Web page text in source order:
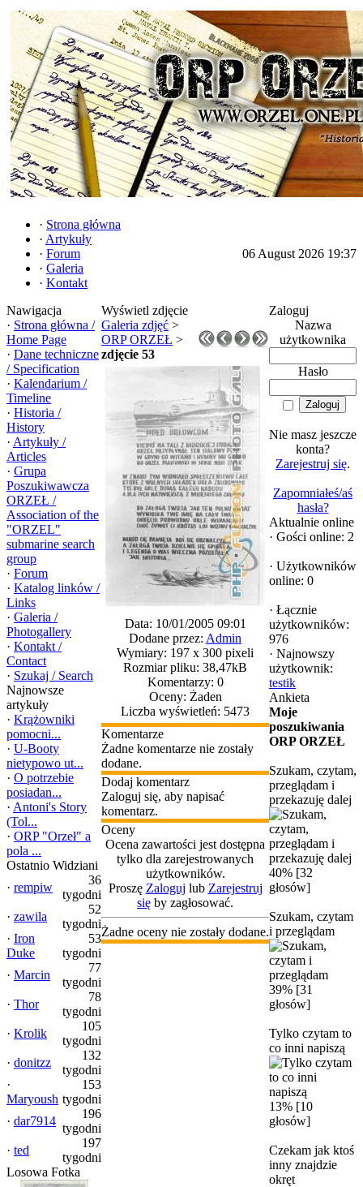
· Strona główna
· Artykuły
· Forum
· Galeria
· Kontakt
06 August 2026 19:37
Nawigacja
· Strona główna /
Home Page
· Dane techniczne
/ Specification
· Kalendarium /
Timeline
· Historia /
History
· Artykuły /
Articles
· Grupa
Poszukiwawcza
ORZEŁ /
Association of the
"ORZEL"
submarine search
group
· Forum
· Katalog linków /
Links
· Galeria /
Photogallery
· Kontakt /
Contact
· Szukaj / Search
Najnowsze
artykuły
· Krążowniki
pomocni...
· U-Booty
nietypowo ut...
· O potrzebie
posiadan...
· Antoni's Story
(Tol...
· ORP "Orzeł" a
pola ...
Ostatnio Widziani
· rempiw
36
tygodni
· zawila
52
tygodni
· Iron
Duke
53
tygodni
· Marcin
77
tygodni
· Thor
78
tygodni
· Krolik
105
tygodni
· donitzz
132
tygodni
·
Maryoush
153
tygodni
· dar7914
196
tygodni
· ted
197
tygodni
Losowa Fotka
Wyświetl zdjęcie
Galeria zdjęć >
ORP ORZEŁ >
zdjęcie 53
Data: 10/01/2005 09:01
Dodane przez: Admin
Wymiary: 197 x 300 pixeli
Rozmiar pliku: 38,47kB
Komentarzy: 0
Oceny: Żaden
Liczba wyświetleń: 5473
Komentarze
Żadne komentarze nie zostały
dodane.
Dodaj komentarz
Zaloguj się, aby napisać
komentarz.
Oceny
Ocena zawartości jest dostępna
tylko dla zarejestrowanych
użytkowników.
Proszę Zaloguj lub Zarejestruj
się by zagłosować.
Żadne oceny nie zostały dodane.
Zaloguj
Nazwa
użytkownika
Hasło
Nie masz jeszcze
konta?
Zarejestruj się.
Zapomniałeś/aś
hasła?
Aktualnie online
· Gości online: 2
· Użytkowników
online: 0
· Łącznie
użytkowników:
976
· Najnowszy
użytkownik:
testik
Ankieta
Moje
poszukiwania
ORP ORZEŁ
Szukam, czytam,
przeglądam i
przekazuję dalej
40% [32
głosów]
Szukam, czytam
i przeglądam
39% [31
głosów]
Tylko czytam to
co inni napiszą
13% [10
głosów]
Czekam jak ktoś
inny znajdzie
okręt